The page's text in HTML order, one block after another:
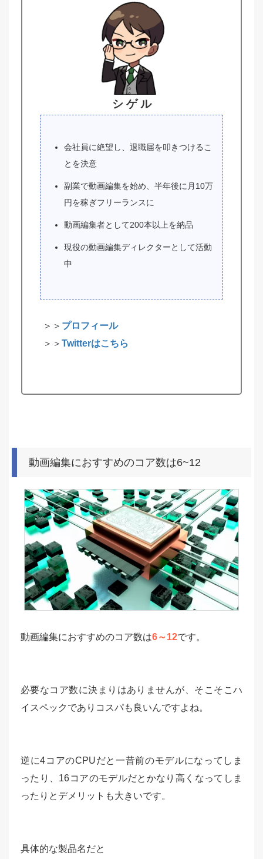
シ ゲ ル
会社員に絶望し、退職届を叩きつけるこ
とを決意
副業で動画編集を始め、半年後に月10万
円を稼ぎフリーランスに
動画編集者として200本以上を納品
現役の動画編集ディレクターとして活動
中
＞＞ プロフィール
＞＞ Twitterはこちら
動画編集におすすめのコア数は6~12
動画編集におすすめのコア数は6～12です。
必要なコア数に決まりはありませんが、そこそこハ
イスペックでありコスパも良いんですよね。
逆に4コアのCPUだと一昔前のモデルになってしま
ったり、16コアのモデルだとかなり高くなってしま
ったりとデメリットも大きいです。
具体的な製品名だと